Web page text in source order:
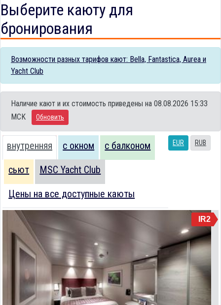
Выберите каюту для
бронирования
Возможности разных тарифов кают: Bella, Fantastica, Aurea и
Yacht Club
Наличие кают и их стоимость приведены на 08.08.2026 15:33
MCK
Обновить
EUR RUB
внутренняя с окном с балконом
сьют MSC Yacht Club
Цены на все доступные каюты
IR2